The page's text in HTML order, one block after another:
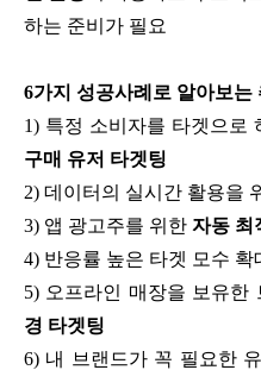
하는 준비가 필요
6가지 성공사례로 알아보는
1) 특정 소비자를 타겟으로
구매 유저 타겟팅
2) 데이터의 실시간 활용을
3) 앱 광고주를 위한 자동 최
4) 반응률 높은 타겟 모수 확
5) 오프라인 매장을 보유한
경 타겟팅
6) 내 브랜드가 꼭 필요한